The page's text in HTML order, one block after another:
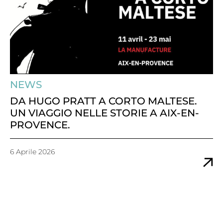
NEWS
DA HUGO PRATT A CORTO MALTESE.
UN VIAGGIO NELLE STORIE A AIX-EN-
PROVENCE.
6 Aprile 2026